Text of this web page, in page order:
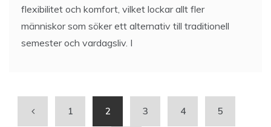
flexibilitet och komfort, vilket lockar allt fler
människor som söker ett alternativ till traditionell
semester och vardagsliv. I
1 2 3 4 5